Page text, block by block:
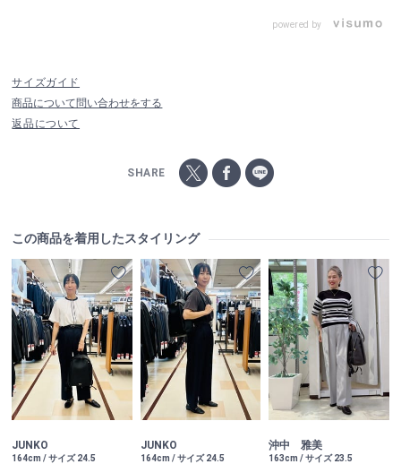
powered by
サイズガイド
商品について問い合わせをする
返品について
SHARE
この商品を着用したスタイリング
JUNKO
164cm / サイズ 24.5
JUNKO
164cm / サイズ 24.5
沖中 雅美
163cm / サイズ 23.5